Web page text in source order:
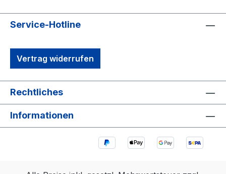
Service-Hotline
Vertrag widerrufen
Rechtliches
Informationen